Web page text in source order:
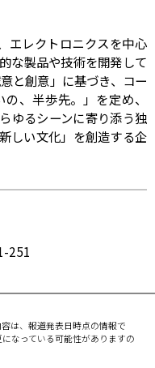
エレクトロニクスを中心
な製品や技術を開発して
と創意」に基づき、コー
、半歩先。」を定め、
ゆるシーンに寄り添う独
しい文化」を創造する企
251
は、報道発表日時点の情報で
なっている可能性がありますの